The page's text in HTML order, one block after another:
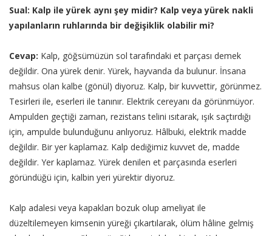
Sual: Kalp ile yürek aynı şey midir? Kalp veya yürek nakli
yapılanların ruhlarında bir değişiklik olabilir mi?
Cevap: Kalp, göğsümüzün sol tarafındaki et parçası demek
değildir. Ona yürek denir. Yürek, hayvanda da bulunur. İnsana
mahsus olan kalbe (gönül) diyoruz. Kalp, bir kuvvettir, görünmez.
Tesirleri ile, eserleri ile tanınır. Elektrik cereyanı da görünmüyor.
Ampulden geçtiği zaman, rezistans telini ısıtarak, ışık saçtırdığı
için, ampulde bulunduğunu anlıyoruz. Hâlbuki, elektrik madde
değildir. Bir yer kaplamaz. Kalp dediğimiz kuvvet de, madde
değildir. Yer kaplamaz. Yürek denilen et parçasında eserleri
göründüğü için, kalbin yeri yürektir diyoruz.
Kalp adalesi veya kapakları bozuk olup ameliyat ile
düzeltilemeyen kimsenin yüreği çıkartılarak, ölüm hâline gelmiş